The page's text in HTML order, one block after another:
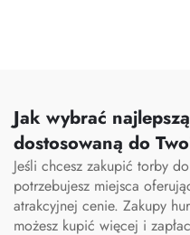
na buty dla mężczyzn
Jak wybrać
dostosowaną do
Jeśli chcesz zakupić torby
potrzebujesz miejsca
atrakcyjnej cenie. Zakupy
możesz kupić więcej i